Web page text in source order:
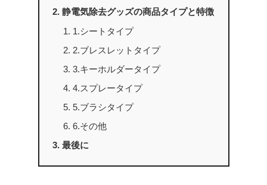
静電気除去グッズの商品タイプと特徴
1.シートタイプ
2.ブレスレットタイプ
3.キーホルダータイプ
4.スプレータイプ
5.ブラシタイプ
6.その他
最後に